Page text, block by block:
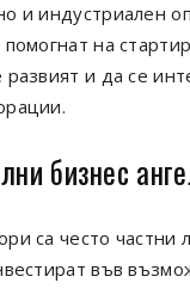
и индустриален
на
и да се
бизнес
са често частни
във